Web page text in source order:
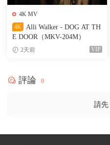
4K MV
4K
Alli Walker - DOG AT TH
E DOOR（MKV-204M）
2天前 VIP
評論 0
請先